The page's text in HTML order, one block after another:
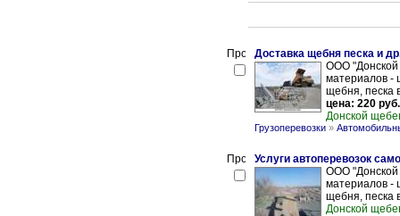
Доставка щебня песка и
ООО "Донской
материалов -
щебня, песка
цена: 220 руб.
Донской
Грузоперевозки »
Услуги автоперевозок
ООО "Донской
материалов -
щебня, песка
Донской